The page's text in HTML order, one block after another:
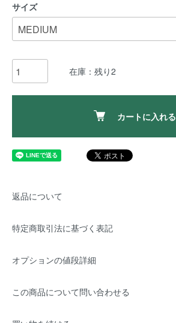
サイズ
在庫：残り2
カートに入れる
返品について
特定商取引法に基づく表記
オプションの値段詳細
この商品について問い合わせる